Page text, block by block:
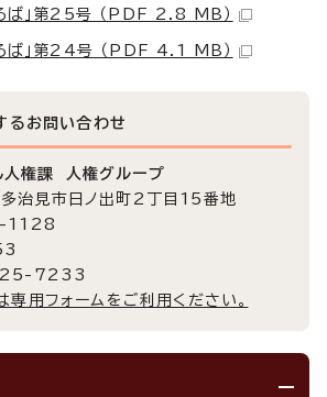
ろば」第25号 （PDF 2.8 MB）
ろば」第24号 （PDF 4.1 MB）
る お問い合わせ
人権課 人権グループ
見市日ノ出町2丁目15番地
1128
25-7233
専用フォームをご利用ください。